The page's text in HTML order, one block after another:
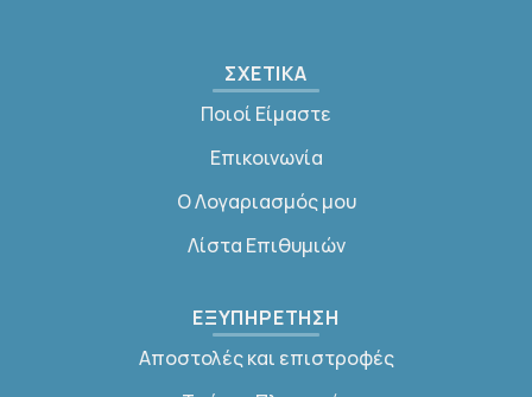
ΣΧΕΤΙΚΑ
Ποιοί Είμαστε
Επικοινωνία
Ο Λογαριασμός μου
Λίστα Επιθυμιών
ΕΞΥΠΗΡΕΤΗΣΗ
Αποστολές και επιστροφές